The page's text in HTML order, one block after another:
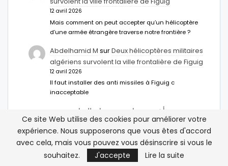
12 avril 2026
Mais comment on peut accepter qu’un hélicoptère
d’une armée étrangère traverse notre frontière ?
Abdelhamid M surDeux hélicoptères militaires
algériens survolent la ville frontalière de Figuig
12 avril 2026
Il faut installer des anti missiles à Figuig c
inacceptable
مصر تمنح تأشيرة مدتها خمس سنوات للمغاربة – نبض
اخبارsurÉgypte: Une nouvelle option de visa
pour les voyageurs marocains
14 mars 2026
[…] الإعلان عن طريق Ahmed Abdel-Latifسفير مصر بالرباط.
ووفقا له، فإن هذا الإجراء يهدف إلى […]
Ce site Web utilise des cookies pour améliorer votre
expérience. Nous supposerons que vous êtes d'accord
avec cela, mais vous pouvez vous désinscrire si vous le
souhaitez.
J'accepte Lire la suite